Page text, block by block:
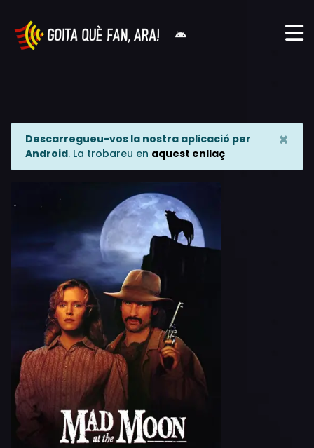
Descarregueu-vos la nostra aplicació per
Android. La trobareu en aquest enllaç
×